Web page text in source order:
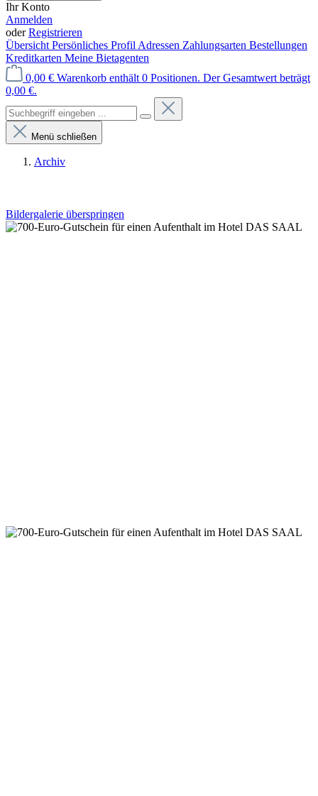
Ihr Konto
Anmelden
oderRegistrieren
Übersicht Persönliches Profil Adressen Zahlungsarten Bestellungen
Kreditkarten Meine Bietagenten
0,00 € Warenkorb enthält 0 Positionen. Der Gesamtwert beträgt
0,00 €.
Menü schließen
Archiv
Bildergalerie überspringen